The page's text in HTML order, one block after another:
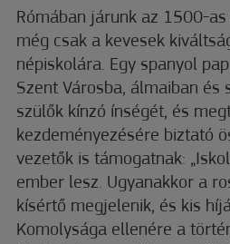
Rómában járunk az 1500-
még csak a kevesek
népiskolára. Egy spanyol
Szent Városba, álmaiban és
szülők kínzó ínségét, és
kezdeményezésére biztató
vezetők is támogatnak:
ember lesz. Ugyanakkor a
kísértő megjelenik, és kis
Komolysága ellenére a